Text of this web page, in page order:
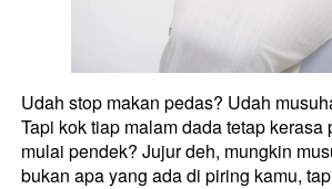
Udah stop makan pedas? Udah
Tapi kok tiap malam dada tetap kerasa
mulai pendek? Jujur deh, mungkin
bukan apa yang ada di piring kamu,